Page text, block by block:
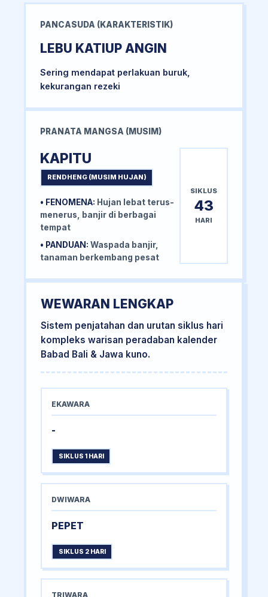
PANCASUDA (KARAKTERISTIK)
LEBU KATIUP ANGIN
Sering mendapat perlakuan buruk,
kekurangan rezeki
PRANATA MANGSA (MUSIM)
KAPITU
RENDHENG (MUSIM HUJAN)
• FENOMENA: Hujan lebat terus-
menerus, banjir di berbagai
tempat
• PANDUAN: Waspada banjir,
tanaman berkembang pesat
SIKLUS
43
HARI
WEWARAN LENGKAP
Sistem penjatahan dan urutan siklus hari
kompleks warisan peradaban kalender
Babad Bali & Jawa kuno.
EKAWARA
-
SIKLUS 1 HARI
DWIWARA
PEPET
SIKLUS 2 HARI
TRIWARA